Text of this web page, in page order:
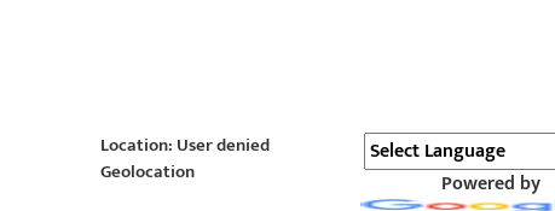
Location: User denied
Geolocation
Powered by